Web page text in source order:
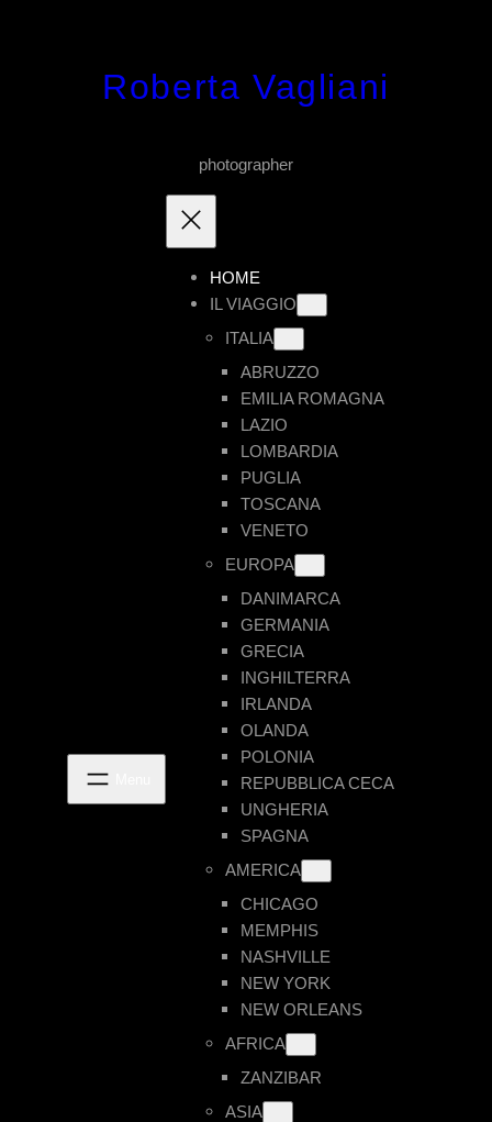
Roberta Vagliani
photographer
HOME
IL VIAGGIO
ITALIA
ABRUZZO
EMILIA ROMAGNA
LAZIO
LOMBARDIA
PUGLIA
TOSCANA
VENETO
EUROPA
DANIMARCA
GERMANIA
GRECIA
INGHILTERRA
IRLANDA
OLANDA
POLONIA
REPUBBLICA CECA
UNGHERIA
SPAGNA
AMERICA
CHICAGO
MEMPHIS
NASHVILLE
NEW YORK
NEW ORLEANS
AFRICA
ZANZIBAR
ASIA